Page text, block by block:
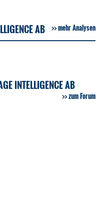
AB mehr Analysen
INTELLIGENCE AB
zum Forum